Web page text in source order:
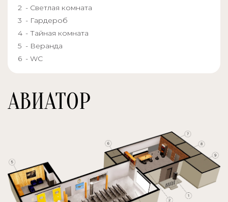
- Светлая комната
- Гардероб
- Тайная комната
- Веранда
- WC
АВИАТОР